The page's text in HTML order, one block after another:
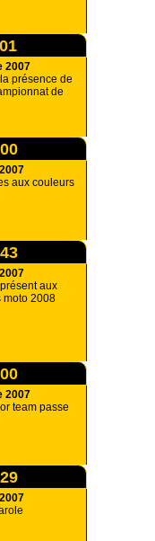
2007
présence de
de
aux couleurs
aux
moto 2008
2007
team passe